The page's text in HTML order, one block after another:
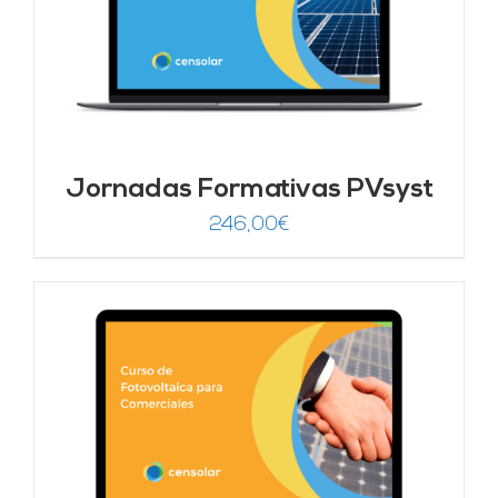
Jornadas Formativas PVsyst
246,00€